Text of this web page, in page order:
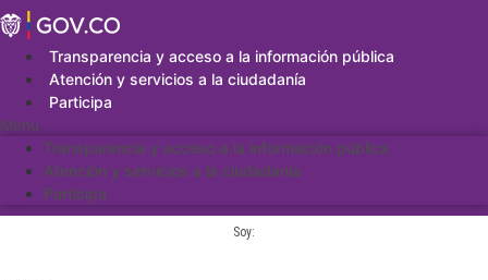
Saltar
al
contenidoTransparencia y acceso a la información pública
Atención y servicios a la ciudadanía
Participa
Menu
Transparencia y acceso a la información pública
Atención y servicios a la ciudadanía
Participa
Soy: